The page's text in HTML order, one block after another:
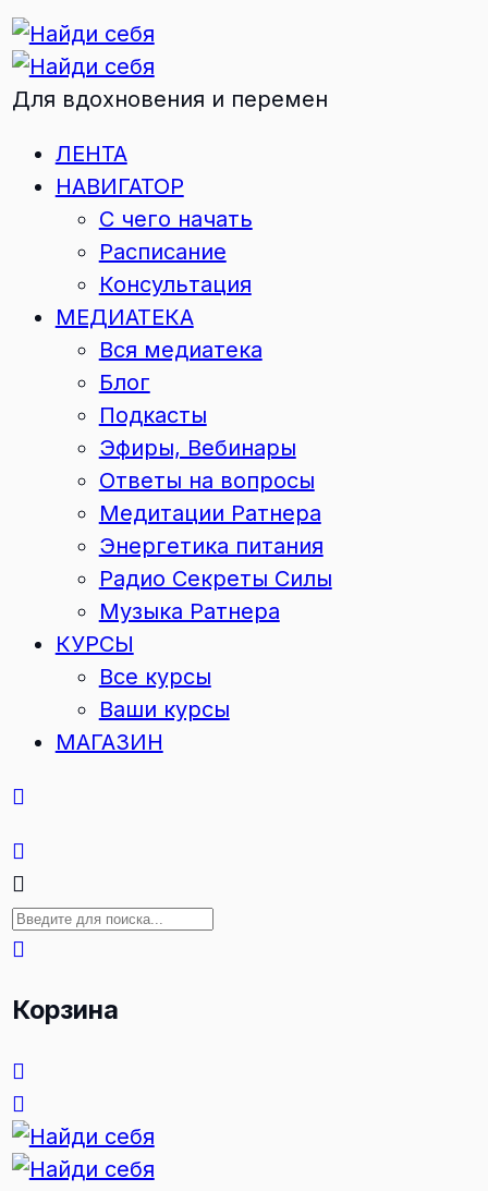
Для вдохновения и перемен
ЛЕНТА
НАВИГАТОР
С чего начать
Расписание
Консультация
МЕДИАТЕКА
Вся медиатека
Блог
Подкасты
Эфиры, Вебинары
Ответы на вопросы
Медитации Ратнера
Энергетика питания
Радио Секреты Силы
Музыка Ратнера
КУРСЫ
Все курсы
Ваши курсы
МАГАЗИН
Корзина